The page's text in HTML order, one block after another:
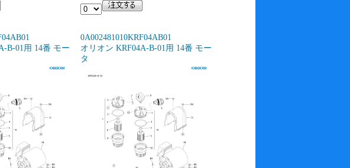
B-01用 14番 モー
0A002481010KRF04AB01
オリオン KRF04A-B-01用 14番 モー
タ